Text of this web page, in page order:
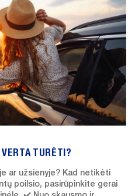
TURĖTI?
ar užsienyje? Kad netikėti
poilsio, pasirūpinkite gerai